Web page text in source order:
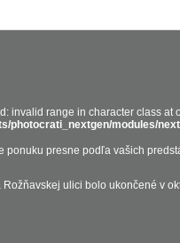
invalid range in character class at
photocrati_nextgen/modules/
ponuku presne podľa vašich
ulici bolo ukončené v